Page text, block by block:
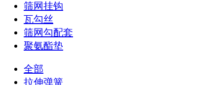
筛网挂钩
瓦勾丝
筛网勾配套
聚氨酯垫
全部
拉伸弹簧